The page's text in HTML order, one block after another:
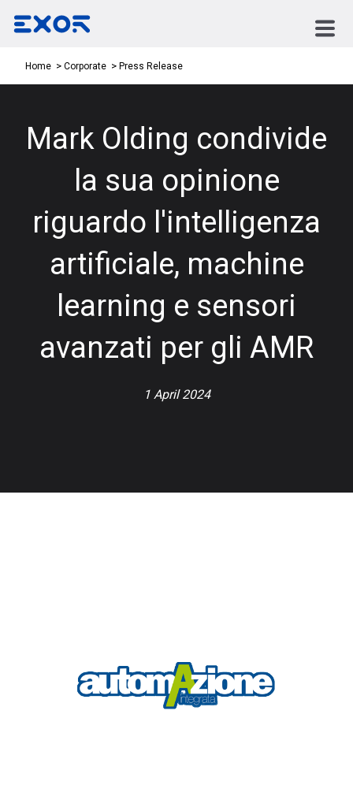
Home Corporate Press Release
Mark Olding condivide
la sua opinione
riguardo l'intelligenza
artificiale, machine
learning e sensori
avanzati per gli AMR
1 April 2024